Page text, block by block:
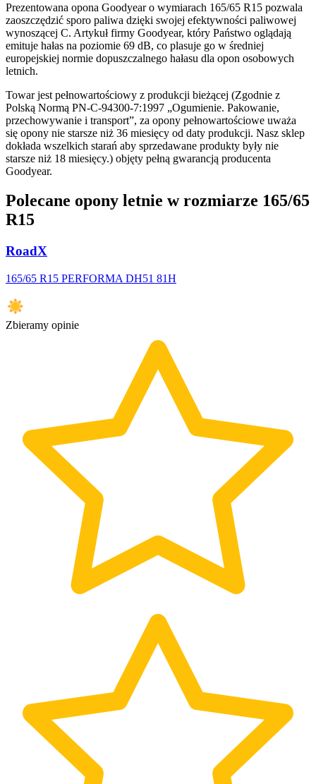
Prezentowana opona Goodyear o wymiarach 165/65 R15 pozwala
zaoszczędzić sporo paliwa dzięki swojej efektywności paliwowej
wynoszącej C. Artykuł firmy Goodyear, który Państwo oglądają
emituje hałas na poziomie 69 dB, co plasuje go w średniej
europejskiej normie dopuszczalnego hałasu dla opon osobowych
letnich.
Towar jest pełnowartościowy z produkcji bieżącej (Zgodnie z
Polską Normą PN-C-94300-7:1997 „Ogumienie. Pakowanie,
przechowywanie i transport”, za opony pełnowartościowe uważa
się opony nie starsze niż 36 miesięcy od daty produkcji. Nasz sklep
dokłada wszelkich starań aby sprzedawane produkty były nie
starsze niż 18 miesięcy.) objęty pełną gwarancją producenta
Goodyear.
Polecane opony letnie w rozmiarze 165/65
R15
RoadX
165/65 R15 PERFORMA DH51 81H
Zbieramy opinie